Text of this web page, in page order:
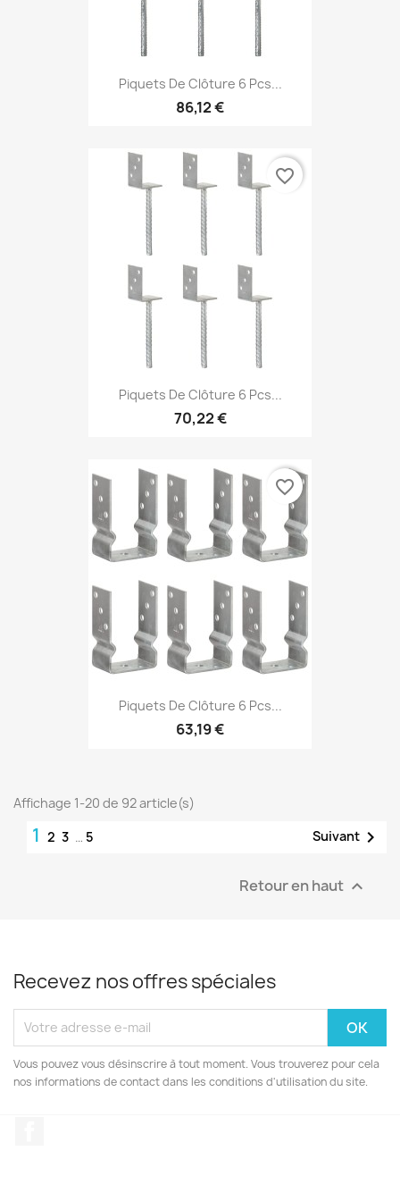
Piquets De Clôture 6 Pcs...
86,12 €
Piquets De Clôture 6 Pcs...
70,22 €
favorite_border
Piquets De Clôture 6 Pcs...
63,19 €
favorite_border
Affichage 1-20 de 92 article(s)
1 2 3 … 5 Suivant 
Retour en haut 
Recevez nos offres spéciales
Vous pouvez vous désinscrire à tout moment. Vous trouverez pour cela
nos informations de contact dans les conditions d'utilisation du site.